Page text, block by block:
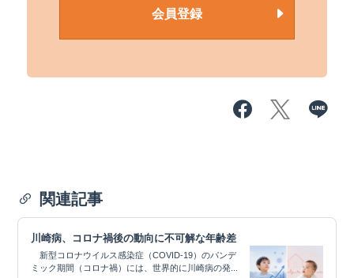
会員登録
関連記事
川崎病、コロナ禍後の動向に不可解な年齢差
新型コロナウイルス感染症（COVID-19）のパンデ
ミック期間（コロナ禍）には、世界的に川崎病の発...